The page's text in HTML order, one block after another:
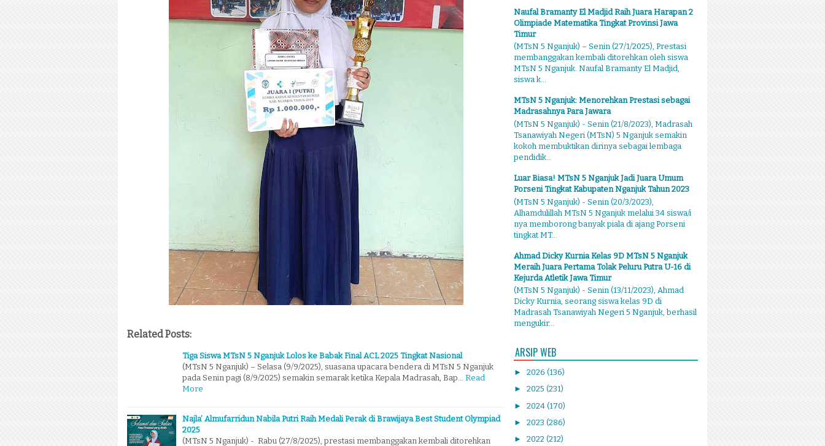
Related Posts:
Tiga Siswa MTsN 5 Nganjuk Lolos ke Babak Final ACL 2025 Tingkat Nasional
(MTsN 5 Nganjuk) – Selasa (9/9/2025), suasana upacara bendera di MTsN 5 Nganjuk
pada Senin pagi (8/9/2025) semakin semarak ketika Kepala Madrasah, Bap… Read
More
Najla’ Almufarridun Nabila Putri Raih Medali Perak di Brawijaya Best Student Olympiad
2025
(MTsN 5 Nganjuk) - Rabu (27/8/2025), prestasi membanggakan kembali ditorehkan
Naufal Bramanty El Madjid Raih Juara Harapan 2
Olimpiade Matematika Tingkat Provinsi Jawa
Timur
(MTsN 5 Nganjuk) – Senin (27/1/2025), Prestasi
membanggakan kembali ditorehkan oleh siswa
MTsN 5 Nganjuk. Naufal Bramanty El Madjid,
siswa k...
MTsN 5 Nganjuk: Menorehkan Prestasi sebagai
Madrasahnya Para Jawara
(MTsN 5 Nganjuk) - Senin (21/8/2023), Madrasah
Tsanawiyah Negeri (MTsN) 5 Nganjuk semakin
kokoh membuktikan dirinya sebagai lembaga
pendidik...
Luar Biasa! MTsN 5 Nganjuk Jadi Juara Umum
Porseni Tingkat Kabupaten Nganjuk Tahun 2023
(MTsN 5 Nganjuk) - Senin (20/3/2023),
Alhamdulillah MTsN 5 Nganjuk melalui 34 siswa/i
nya memborong banyak piala di ajang Porseni
tingkat MT...
Ahmad Dicky Kurnia Kelas 9D MTsN 5 Nganjuk
Meraih Juara Pertama Tolak Peluru Putra U-16 di
Kejurda Atletik Jawa Timur
(MTsN 5 Nganjuk) - Senin (13/11/2023), Ahmad
Dicky Kurnia, seorang siswa kelas 9D di
Madrasah Tsanawiyah Negeri 5 Nganjuk, berhasil
mengukir...
ARSIP WEB
► 2026 (136)
► 2025 (231)
► 2024 (170)
► 2023 (286)
► 2022 (212)